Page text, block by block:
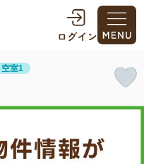
空室1